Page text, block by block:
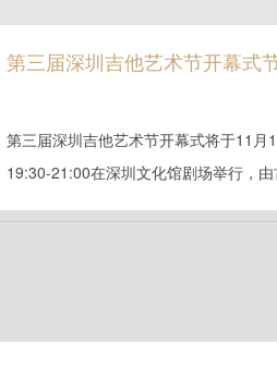
第三届深圳吉他艺术节开幕式
第三届深圳吉他艺术节开幕式将于11月
19:30-21:00在深圳文化馆剧场举行，